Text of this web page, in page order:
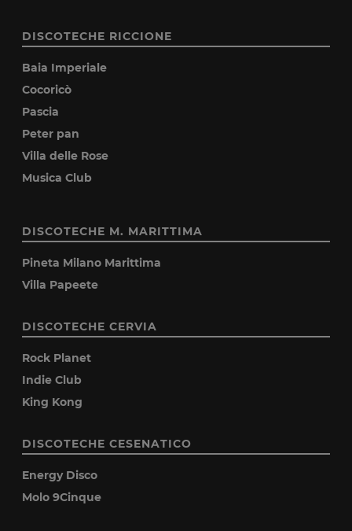
DISCOTECHE RICCIONE
Baia Imperiale
Cocoricò
Pascia
Peter pan
Villa delle Rose
Musica Club
DISCOTECHE M. MARITTIMA
Pineta Milano Marittima
Villa Papeete
DISCOTECHE CERVIA
Rock Planet
Indie Club
King Kong
DISCOTECHE CESENATICO
Energy Disco
Molo 9Cinque